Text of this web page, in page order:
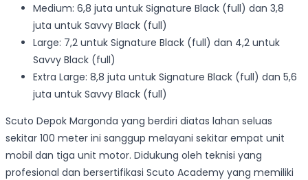
Medium: 6,8 juta untuk Signature Black (full) dan 3,8
juta untuk Savvy Black (full)
Large: 7,2 untuk Signature Black (full) dan 4,2 untuk
Savvy Black (full)
Extra Large: 8,8 juta untuk Signature Black (full) dan 5,6
juta untuk Savvy Black (full)
Scuto Depok Margonda yang berdiri diatas lahan seluas
sekitar 100 meter ini sanggup melayani sekitar empat unit
mobil dan tiga unit motor. Didukung oleh teknisi yang
profesional dan bersertifikasi Scuto Academy yang memiliki